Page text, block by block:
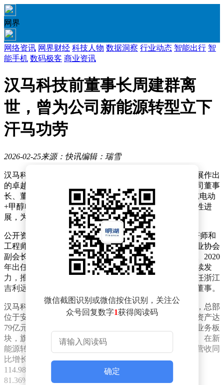
网界
网络资讯 网界财经 科技人物 数据洞察 行业动态 智能出行 智
能手机 数码极客 商业资讯
汉马科技前董事长周建群离
世，曾为公司新能源转型立下
汗马功劳
2026-02-25来源：快讯编辑：瑞雪
汉马科技近日发布公告，对已故董事长周建群为公司发展作出
的卓越贡献致以崇高敬意。公告指出，周建群在担任公司董事
长、董事及董事会战略委员会委员期间，主导确立了“纯电动
+甲醇电动”双技术路线，推动公司新能源转型取得突破性进
展，为企业的持续发展奠定了坚实基础。
公开资料显示，周建群出生于1965年2月，拥有高级经济师和
工程师职称，在汽车行业深耕多年。他曾任中国汽车工业协会
副会长，并在万向集团、吉利控股等企业担任高管职务。2020
年出任汉马科技董事长后，他带领团队在新能源领域持续发
力，推动公司成为行业转型的标杆企业。目前，他仍担任浙江
吉利远程新能源商用车集团有限公司董事长及汉马科技董事。
汉马科技作为吉利远程新能源商用车集团的控股子公司，总部
位于安徽马鞍山，始建于1970年，现有员工2000人，总资产达
79亿元。公司形成覆盖整车、专用车、动力总成的三大业务板
块，旗下拥有华菱汽车、星马汽车、汉马动力三大品牌。在新
能源转型方面，公司已取得显著成效：2025年前三季度营收同
比增长44.54%，新能源中重卡销量达7290台，同比增长
114.98%，新能源车型销量占比从2020年的1.83%跃升至
81.36%，基本完成产品与业务的新能源化转型。
微信截图识别或微信按住识别，关注公
众号回复数字1获得阅读码
确定